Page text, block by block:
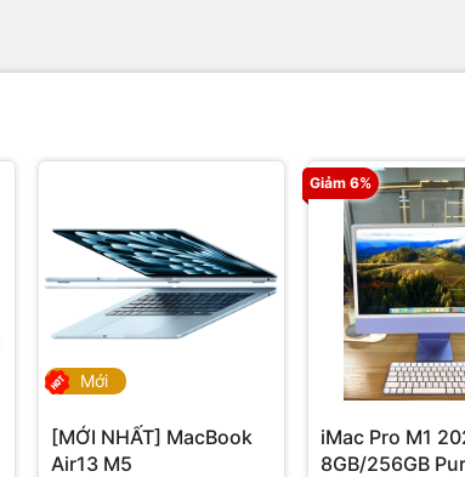
Mới
[MỚI NHẤT] MacBook
Air13 M5
Giảm 6%
iMac Pro M1
8GB/256GB